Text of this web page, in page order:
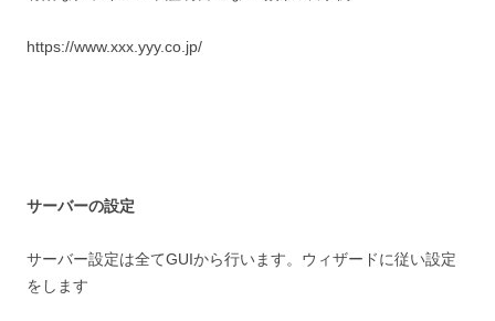
https://www.xxx.yyy.co.jp/
サーバーの設定
サーバー設定は全てGUIから行います。ウィザードに従い設定
をします